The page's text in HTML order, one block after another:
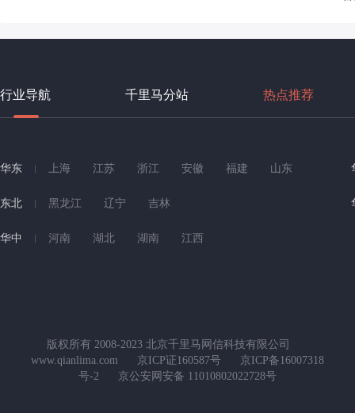
行业导航 千里马分站 热点推荐
华东 上海 江苏 浙江 安徽 福建 山东
东北 黑龙江 辽宁 吉林
华中 河南 湖北 湖南 江西
版权所有 2008-2023 北京千里马网信科技有限公司
www.qianlima.com
京ICP证160587号
京ICP备16007318
号-2
京公安网安备 11010802022728号